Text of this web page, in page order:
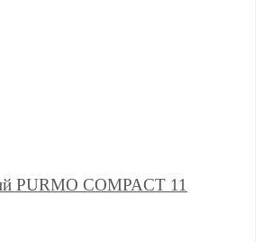
PURMO COMPACT 11